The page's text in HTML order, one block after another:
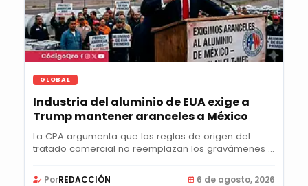
GLOBAL
Industria del aluminio de EUA exige a
Trump mantener aranceles a México
La CPA argumenta que las reglas de origen del
tratado comercial no reemplazan los gravámenes y
PorREDACCIÓN 6 de agosto, 2026